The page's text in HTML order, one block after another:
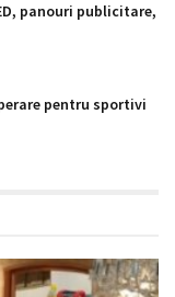
panouri publicitare,
pentru sportivi